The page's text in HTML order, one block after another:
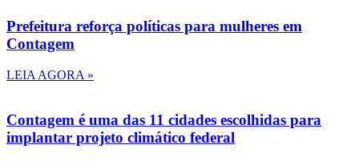
Prefeitura reforça políticas para mulheres em
Contagem
LEIA AGORA »
Contagem é uma das 11 cidades escolhidas para
implantar projeto climático federal